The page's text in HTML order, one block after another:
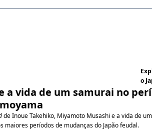
o
a vida de um samurai no
de Inoue Takehiko, Miyamoto Musashi e a vida de um
maiores períodos de mudanças do Japão feudal.